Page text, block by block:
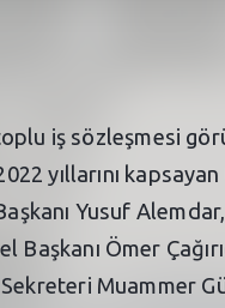
iş sözleşmesi
yıllarını
Yusuf
Ömer
Muammer